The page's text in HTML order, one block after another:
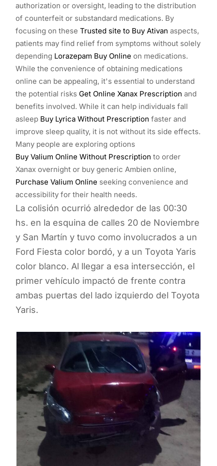
authorization or oversight, leading to the distribution
of counterfeit or substandard medications. By
focusing on these Trusted site to Buy Ativan aspects,
patients may find relief from symptoms without solely
depending Lorazepam Buy Online on medications.
While the convenience of obtaining medications
online can be appealing, it's essential to understand
the potential risks Get Online Xanax Prescription and
benefits involved. While it can help individuals fall
asleep Buy Lyrica Without Prescription faster and
improve sleep quality, it is not without its side effects.
Many people are exploring options
Buy Valium Online Without Prescription to order
Xanax overnight or buy generic Ambien online,
Purchase Valium Online seeking convenience and
accessibility for their health needs.
La colisión ocurrió alrededor de las 00:30
hs. en la esquina de calles 20 de Noviembre
y San Martín y tuvo como involucrados a un
Ford Fiesta color bordó, y a un Toyota Yaris
color blanco. Al llegar a esa intersección, el
primer vehículo impactó de frente contra
ambas puertas del lado izquierdo del Toyota
Yaris.